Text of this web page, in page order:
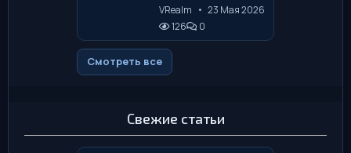
VRealm • 23 Мая 2026
126
0
Смотреть все
Свежие статьи